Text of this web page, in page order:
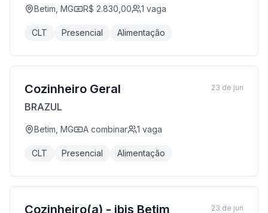
Betim, MG R$ 2.830,00 1 vaga
CLT Presencial Alimentação
Cozinheiro Geral
BRAZUL
Betim, MG A combinar 1 vaga
CLT Presencial Alimentação
23 de jun
Cozinheiro(a) - ibis Betim 23 de jun